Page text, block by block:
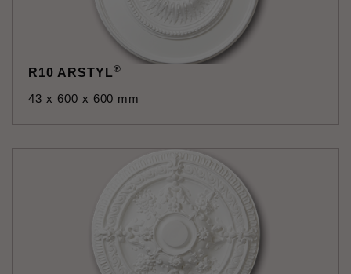
R10 ARSTYL®
43 x 600 x 600 mm